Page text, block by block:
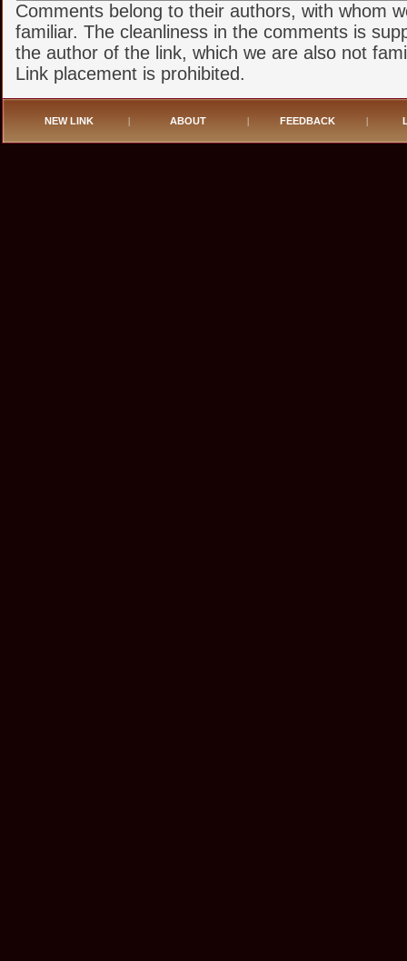
Comments belong to their authors, with whom
familiar. The cleanliness in the comments is
the author of the link, which we are also not
Link placement is prohibited.
NEW LINK ABOUT FEEDBACK